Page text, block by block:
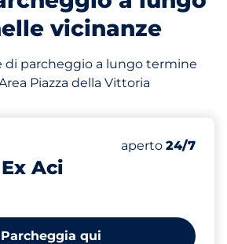
vicinanze
di parcheggio a lungo termine
Piazza della Vittoria
Aci
Numero di posti
Posti totali
Venerdì
aperto 24/7
Parcheggia qui